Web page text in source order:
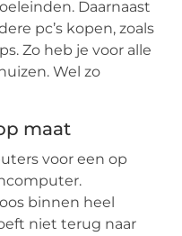
Daarnaast
pc’s kopen, zoals
Zo heb je voor alle
Wel zo
maat
voor een op
binnen heel
niet terug naar